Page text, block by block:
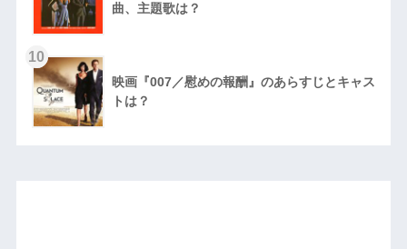
曲、主題歌は？
10
映画『007／慰めの報酬』のあらすじとキャス
トは？